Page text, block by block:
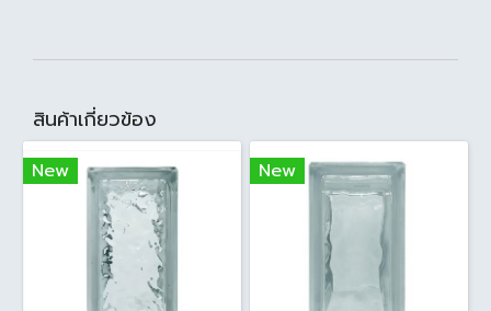
สินค้าเกี่ยวข้อง
New New